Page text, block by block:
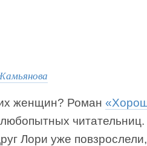
женщин? Роман
читательниц.
Лори уже повзрослели,